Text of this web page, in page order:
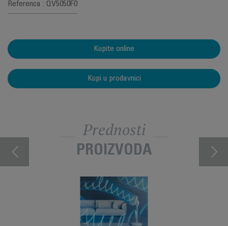
Referenca : QV5050F0
Kupite online
Kupi u prodavnici
Prednosti
PROIZVODA